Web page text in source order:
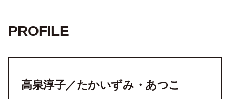
PROFILE
高泉淳子／たかいずみ・あつこ